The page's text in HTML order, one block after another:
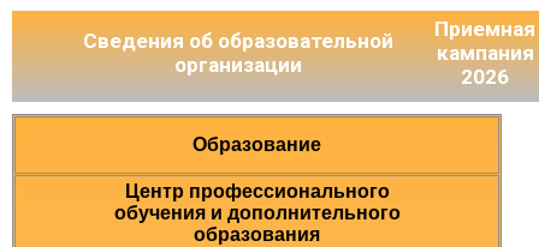
Сведения об образовательной
организации
Приемная
кампания
2026
Образование
Центр профессионального
обучения и дополнительного
образования